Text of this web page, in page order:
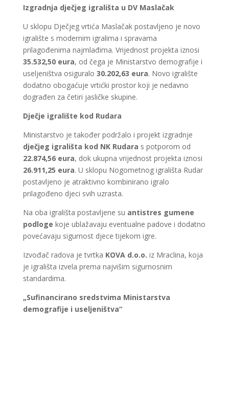
Izgradnja dječjeg igrališta u DV Maslačak
U sklopu Dječjeg vrtića Maslačak postavljeno je novo
igralište s modernim igralima i spravama
prilagođenima najmlađima. Vrijednost projekta iznosi
35.532,50 eura, od čega je Ministarstvo demografije i
useljeništva osiguralo 30.202,63 eura. Novo igralište
dodatno obogaćuje vrtićki prostor koji je nedavno
dograđen za četiri jasličke skupine.
Dječje igralište kod Rudara
Ministarstvo je također podržalo i projekt izgradnje
dječjeg igrališta kod NK Rudara s potporom od
22.874,56 eura, dok ukupna vrijednost projekta iznosi
26.911,25 eura. U sklopu Nogometnog igrališta Rudar
postavljeno je atraktivno kombinirano igralo
prilagođeno djeci svih uzrasta.
Na oba igrališta postavljene su antistres gumene
podloge koje ublažavaju eventualne padove i dodatno
povećavaju sigurnost djece tijekom igre.
Izvođač radova je tvrtka KOVA d.o.o. iz Mraclina, koja
je igrališta izvela prema najvišim sigurnosnim
standardima.
„Sufinancirano sredstvima Ministarstva
demografije i useljeništva“